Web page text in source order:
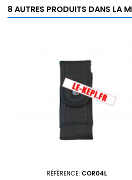
8 AUTRES PRODUITS DANS LA
RÉFÉRENCE: COR04L